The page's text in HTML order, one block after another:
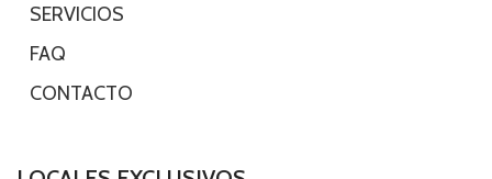
SERVICIOS
FAQ
CONTACTO